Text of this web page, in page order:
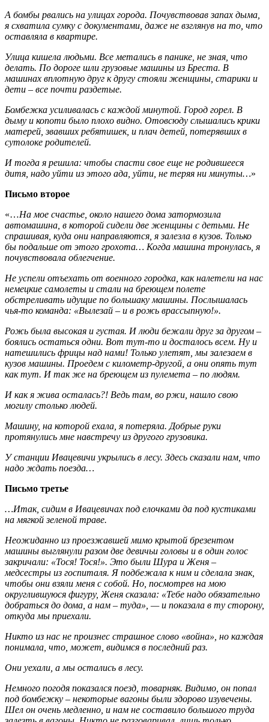
А бомбы рвались на улицах города. Почувствовав запах дыма,
я схватила сумку с документами, даже не взглянув на то, что
оставляла в квартире.
Улица кишела людьми. Все метались в панике, не зная, что
делать. По дороге шли грузовые машины из Бреста. В
машинах вплотную друг к другу стояли женщины, старики и
дети – все почти раздетые.
Бомбежка усиливалась с каждой минутой. Город горел. В
дыму и копоти было плохо видно. Отовсюду слышались крики
матерей, звавших ребятишек, и плач детей, потерявших в
сутолоке родителей.
И тогда я решила: чтобы спасти свое еще не родившееся
дитя, надо уйти из этого ада, уйти, не теряя ни минуты…»
Письмо второе
«…На мое счастье, около нашего дома затормозила
автомашина, в которой сидели две женщины с детьми. Не
спрашивая, куда они направляются, я залезла в кузов. Только
бы подальше от этого грохота… Когда машина тронулась, я
почувствовала облегчение.
Не успели отъехать от военного городка, как налетели на нас
немецкие самолеты и стали на бреющем полете
обстреливать идущие по большаку машины. Послышалась
чья-то команда: «Вылезай – и в рожь врассыпную!».
Рожь была высокая и густая. И люди бежали друг за другом –
боялись остаться одни. Вот тут-то и досталось всем. Ну и
натешились фрицы над нами! Только улетят, мы залезаем в
кузов машины. Проедем с километр-другой, а они опять тут
как тут. И так же на бреющем из пулемета – по людям.
И как я жива осталась?! Ведь там, во ржи, нашло свою
могилу столько людей.
Машину, на которой ехала, я потеряла. Добрые руки
протянулись мне навстречу из другого грузовика.
У станции Ивацевичи укрылись в лесу. Здесь сказали нам, что
надо ждать поезда…
Письмо третье
…Итак, сидим в Ивацевичах под елочками да под кустиками
на мягкой зеленой траве.
Неожиданно из проезжавшей мимо крытой брезентом
машины выглянули разом две девичьи головы и в один голос
закричали: «Тося! Тося!». Это были Шура и Женя –
медсестры из госпиталя. Я подбежала к ним и сделала знак,
чтобы они взяли меня с собой. Но, посмотрев на мою
округлившуюся фигуру, Женя сказала: «Тебе надо обязательно
добраться до дома, а нам – туда», — и показала в ту сторону,
откуда мы приехали.
Никто из нас не произнес страшное слово «война», но каждая
понимала, что, может, видимся в последний раз.
Они уехали, а мы остались в лесу.
Немного погодя показался поезд, товарняк. Видимо, он попал
под бомбежку – некоторые вагоны были здорово изувечены.
Шел он очень медленно, и нам не составило большого труда